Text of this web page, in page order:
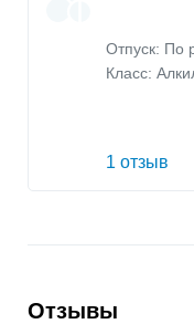
Отпуск: По
Класс:
1 отзыв
Отзывы